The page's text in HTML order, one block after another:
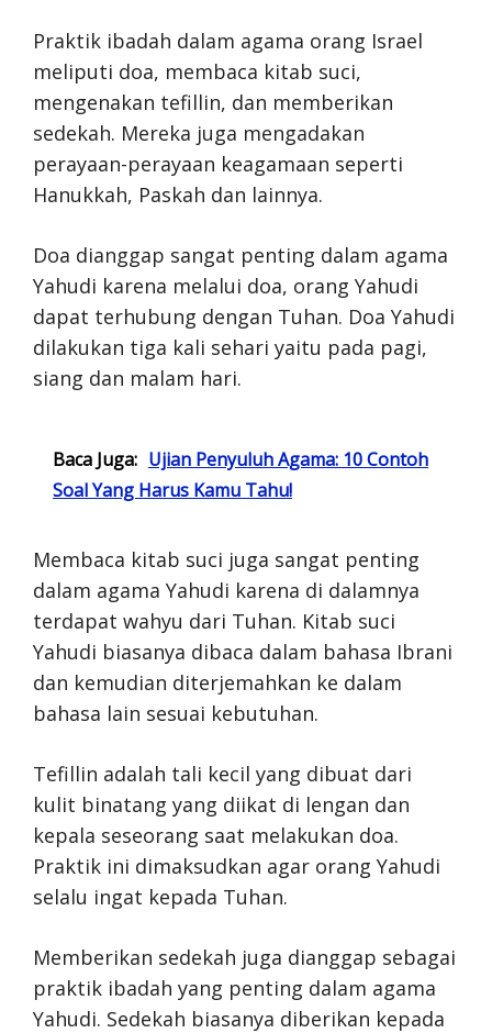
Praktik ibadah dalam agama orang Israel
meliputi doa, membaca kitab suci,
mengenakan tefillin, dan memberikan
sedekah. Mereka juga mengadakan
perayaan-perayaan keagamaan seperti
Hanukkah, Paskah dan lainnya.
Doa dianggap sangat penting dalam agama
Yahudi karena melalui doa, orang Yahudi
dapat terhubung dengan Tuhan. Doa Yahudi
dilakukan tiga kali sehari yaitu pada pagi,
siang dan malam hari.
Baca Juga: Ujian Penyuluh Agama: 10 Contoh
Soal Yang Harus Kamu Tahu!
Membaca kitab suci juga sangat penting
dalam agama Yahudi karena di dalamnya
terdapat wahyu dari Tuhan. Kitab suci
Yahudi biasanya dibaca dalam bahasa Ibrani
dan kemudian diterjemahkan ke dalam
bahasa lain sesuai kebutuhan.
Tefillin adalah tali kecil yang dibuat dari
kulit binatang yang diikat di lengan dan
kepala seseorang saat melakukan doa.
Praktik ini dimaksudkan agar orang Yahudi
selalu ingat kepada Tuhan.
Memberikan sedekah juga dianggap sebagai
praktik ibadah yang penting dalam agama
Yahudi. Sedekah biasanya diberikan kepada